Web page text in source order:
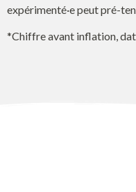
expérimenté·e peut pré-
*Chiffre avant inflation,